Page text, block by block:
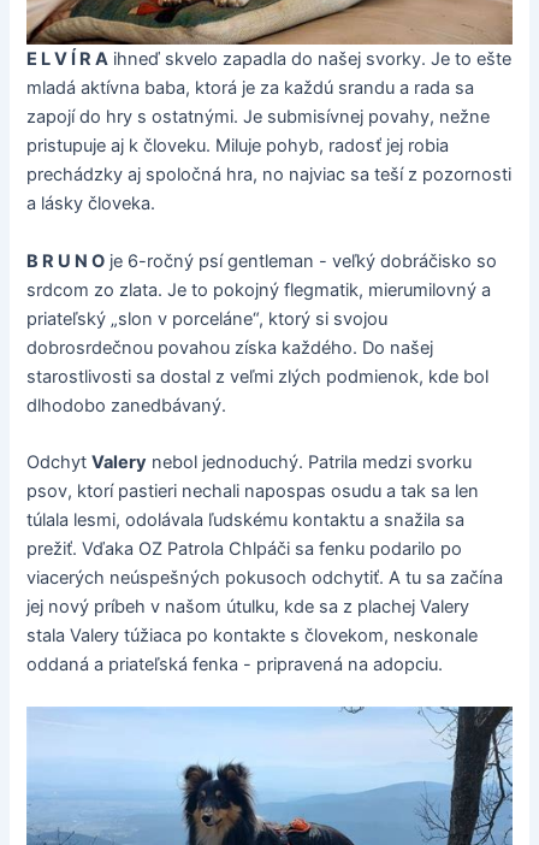
E L V Í R A ihneď skvelo zapadla do našej svorky. Je to ešte
mladá aktívna baba, ktorá je za každú srandu a rada sa
zapojí do hry s ostatnými. Je submisívnej povahy, nežne
pristupuje aj k človeku. Miluje pohyb, radosť jej robia
prechádzky aj spoločná hra, no najviac sa teší z pozornosti
a lásky človeka.
B R U N O je 6-ročný psí gentleman - veľký dobráčisko so
srdcom zo zlata. Je to pokojný flegmatik, mierumilovný a
priateľský „slon v porceláne“, ktorý si svojou
dobrosrdečnou povahou získa každého. Do našej
starostlivosti sa dostal z veľmi zlých podmienok, kde bol
dlhodobo zanedbávaný.
OdchytValery nebol jednoduchý. Patrila medzi svorku
psov, ktorí pastieri nechali napospas osudu a tak sa len
túlala lesmi, odolávala ľudskému kontaktu a snažila sa
prežiť. Vďaka OZ Patrola Chlpáči sa fenku podarilo po
viacerých neúspešných pokusoch odchytiť. A tu sa začína
jej nový príbeh v našom útulku, kde sa z plachej Valery
stala Valery túžiaca po kontakte s človekom, neskonale
oddaná a priateľská fenka - pripravená na adopciu.